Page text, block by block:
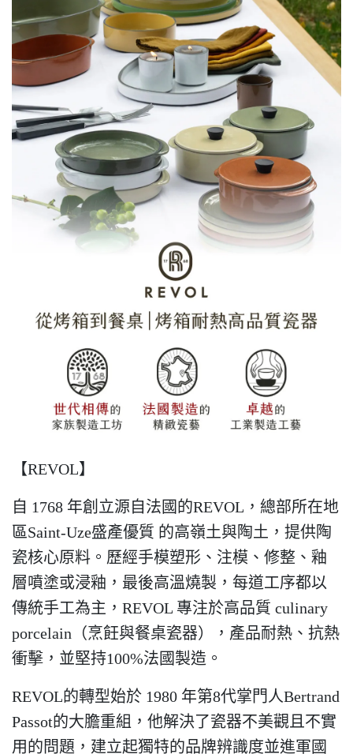
【REVOL】
自 1768 年創立源自法國的REVOL，總部所在地
區Saint-Uze盛產優質 的高嶺土與陶土，提供陶
瓷核心原料。歷經手模塑形、注模、修整、釉
層噴塗或浸釉，最後高溫燒製，每道工序都以
傳統手工為主，REVOL 專注於高品質 culinary
porcelain（烹飪與餐桌瓷器），產品耐熱、抗熱
衝擊，並堅持100%法國製造。
REVOL的轉型始於 1980 年第8代掌門人Bertrand
Passot的大膽重組，他解決了瓷器不美觀且不實
用的問題，建立起獨特的品牌辨識度並進軍國